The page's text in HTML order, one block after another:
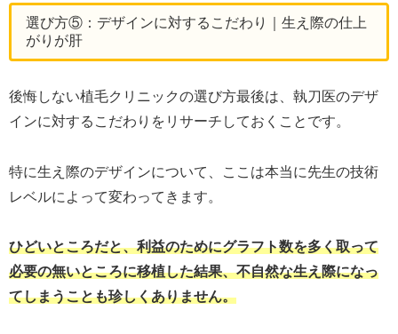
選び方⑤：デザインに対するこだわり｜生え際の仕上
がりが肝
後悔しない植毛クリニックの選び方最後は、執刀医のデザ
インに対するこだわりをリサーチしておくことです。
特に生え際のデザインについて、ここは本当に先生の技術
レベルによって変わってきます。
ひどいところだと、利益のためにグラフト数を多く取って
必要の無いところに移植した結果、不自然な生え際になっ
てしまうことも珍しくありません。